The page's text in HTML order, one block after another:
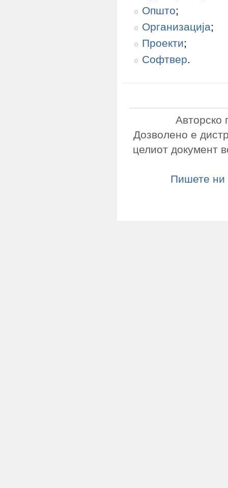
Општо;
Организација;
Проекти;
Софтвер.
Авторско
Дозволено е
целиот документ
Пишете ни